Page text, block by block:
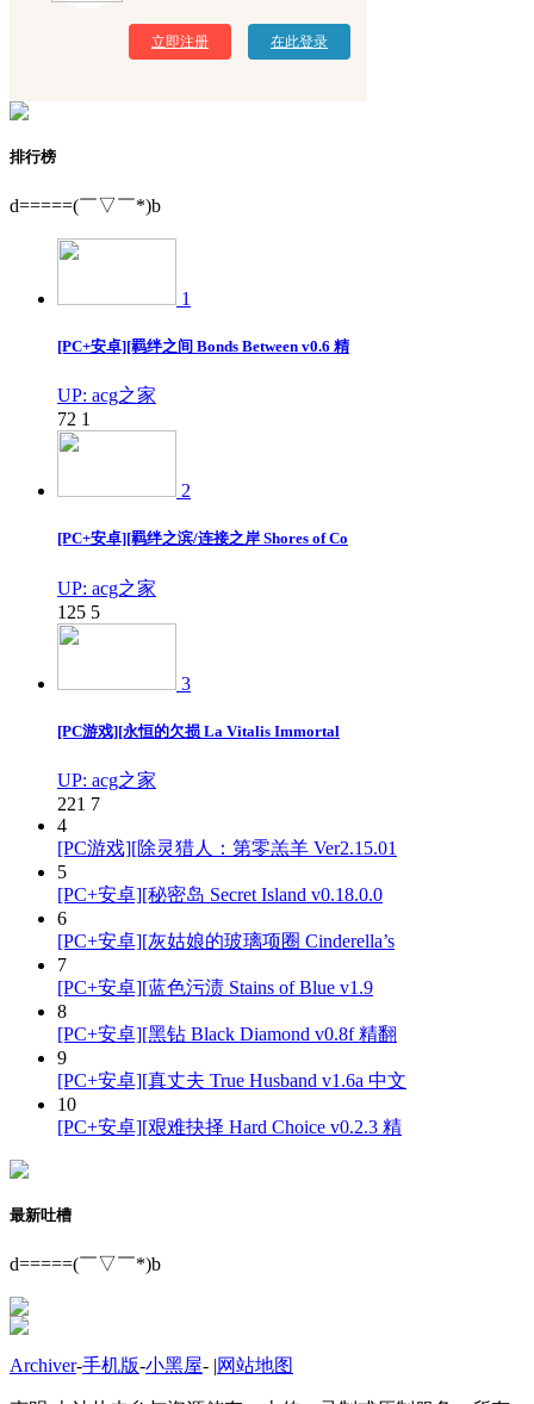
立即注册 在此登录
排行榜
d=====(￣▽￣*)b
1
[PC+安卓][羁绊之间 Bonds Between v0.6 精
UP: acg之家
72 1
2
[PC+安卓][羁绊之滨/连接之岸 Shores of Co
UP: acg之家
125 5
3
[PC游戏][永恒的欠损 La Vitalis Immortal
UP: acg之家
221 7
4
[PC游戏][除灵猎人：第零羔羊 Ver2.15.01
5
[PC+安卓][秘密岛 Secret Island v0.18.0.0
6
[PC+安卓][灰姑娘的玻璃项圈 Cinderella’s
7
[PC+安卓][蓝色污渍 Stains of Blue v1.9
8
[PC+安卓][黑钻 Black Diamond v0.8f 精翻
9
[PC+安卓][真丈夫 True Husband v1.6a 中文
10
[PC+安卓][艰难抉择 Hard Choice v0.2.3 精
最新吐槽
d=====(￣▽￣*)b
Archiver-手机版-小黑屋- |网站地图